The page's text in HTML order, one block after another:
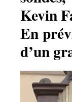
Kevin
En
d’un